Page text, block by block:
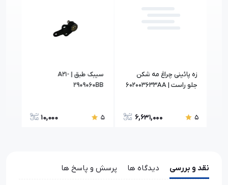
زه پائینی چراغ مه شکن
جلو راست | 602003633AA
5
6,631,000
سیبک طبق | A21-
2909060BB
5
10,000
نقد و بررسی دیدگاه ها پرسش و پاسخ ها